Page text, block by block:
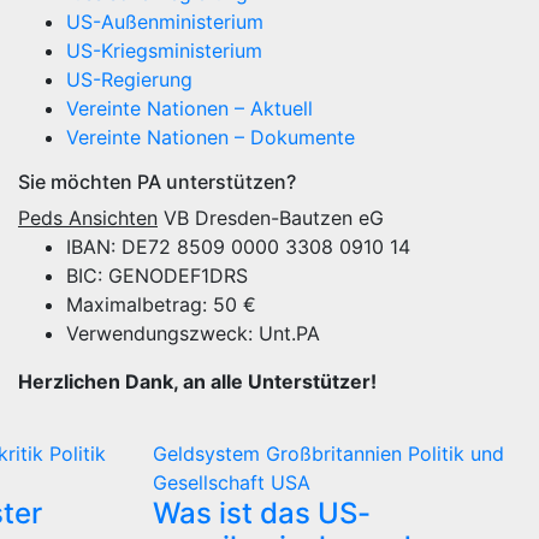
US-Außenministerium
US-Kriegsministerium
US-Regierung
Vereinte Nationen – Aktuell
Vereinte Nationen – Dokumente
Sie möchten PA unterstützen?
Peds Ansichten VB Dresden-Bautzen eG
IBAN: DE72 8509 0000 3308 0910 14
BIC: GENODEF1DRS
Maximalbetrag: 50 €
Verwendungszweck: Unt.PA
Herzlichen Dank, an alle Unterstützer!
Politik Geldsystem Großbritannien Politik und
Gesellschaft USA
Was ist das US-